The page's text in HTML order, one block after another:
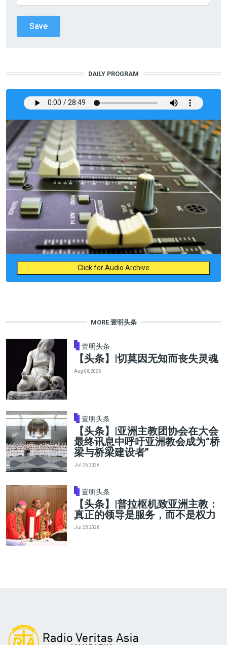
DAILY PROGRAM
Click for Audio Archive
MORE 壹明头条
壹明头条
【头条】|切莫因无知而丧失灵魂
Aug 06, 2026
壹明头条
【头条】|亚洲主教团协会在大会
最终讯息中呼吁亚洲教会成为“桥
梁与桥梁建设者”
Jul 26, 2026
壹明头条
【头条】|普拉枢机致亚洲主教：
真正的领导是服务，而不是权力
Jul 25, 2026